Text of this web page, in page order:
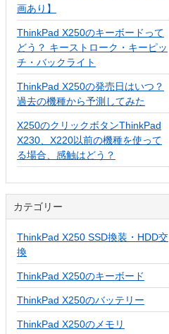
画あり】
ThinkPad X250のキーボードって
どう？ キーストローク・キーピッ
チ・バックライト
ThinkPad X250の発売日はいつ？
過去の機種から予測してみた
X250のクリックボタンThinkPad
X230、X220以前の機種を使って
る場合、感触はどう？
カテゴリー
ThinkPad X250 SSD換装・HDD交
換
ThinkPad X250のキーボード
ThinkPad X250のバッテリー
ThinkPad X250のメモリ